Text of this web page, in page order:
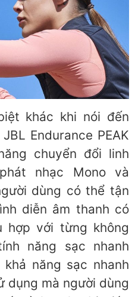
khác khi nói đến
Endurance PEAK
chuyển đổi linh
nhạc Mono và
dùng có thể tận
diễn âm thanh có
hợp với từng không
năng sạc nhanh
năng sạc nhanh
dụng mà người dùng